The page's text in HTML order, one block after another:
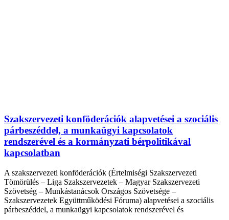
Szakszervezeti konföderációk alapvetései a szociális
párbeszéddel, a munkaügyi kapcsolatok
rendszerével és a kormányzati bérpolitikával
kapcsolatban
A szakszervezeti konföderációk (Értelmiségi Szakszervezeti
Tömörülés – Liga Szakszervezetek – Magyar Szakszervezeti
Szövetség – Munkástanácsok Országos Szövetsége –
Szakszervezetek Együttműködési Fóruma) alapvetései a szociális
párbeszéddel, a munkaügyi kapcsolatok rendszerével és